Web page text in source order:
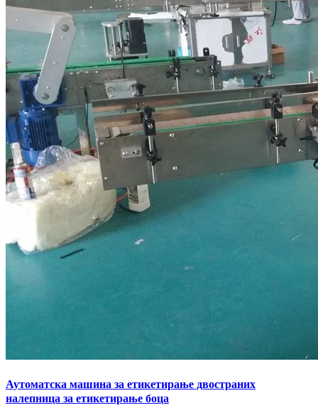
Аутоматска машина за етикетирање двостраних
налепница за етикетирање боца